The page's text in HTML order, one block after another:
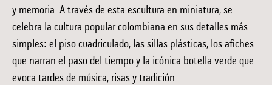
y memoria. A través de esta escultura en miniatura, se
celebra la cultura popular colombiana en sus detalles más
simples: el piso cuadriculado, las sillas plásticas, los afiches
que narran el paso del tiempo y la icónica botella verde que
evoca tardes de música, risas y tradición.